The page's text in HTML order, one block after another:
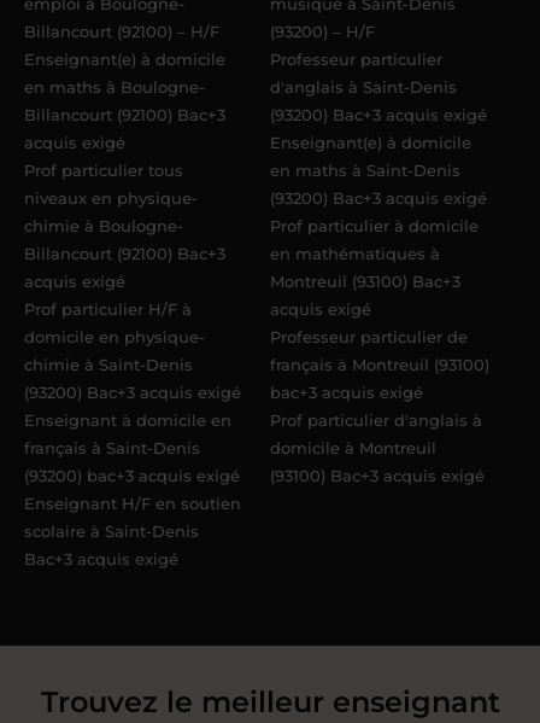
Billancourt (92100) – H/F
Enseignant(e) à domicile
en maths à Boulogne-
Billancourt (92100) Bac+3
acquis exigé
Prof particulier tous
niveaux en physique-
chimie à Boulogne-
Billancourt (92100) Bac+3
acquis exigé
Prof particulier H/F à
domicile en physique-
chimie à Saint-Denis
(93200) Bac+3 acquis exigé
Enseignant à domicile en
français à Saint-Denis
(93200) bac+3 acquis exigé
Enseignant H/F en soutien
scolaire à Saint-Denis
Bac+3 acquis exigé
(93200) – H/F
Professeur particulier
d'anglais à Saint-Denis
(93200) Bac+3 acquis exigé
Enseignant(e) à domicile
en maths à Saint-Denis
(93200) Bac+3 acquis exigé
Prof particulier à domicile
en mathématiques à
Montreuil (93100) Bac+3
acquis exigé
Professeur particulier de
français à Montreuil (93100)
bac+3 acquis exigé
Prof particulier d'anglais à
domicile à Montreuil
(93100) Bac+3 acquis exigé
Trouvez le meilleur enseignant